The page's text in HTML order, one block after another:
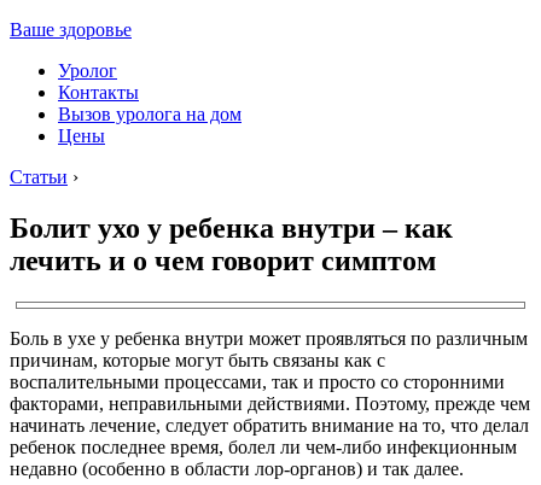
Ваше здоровье
Уролог
Контакты
Вызов уролога на дом
Цены
Статьи ›
Болит ухо у ребенка внутри – как
лечить и о чем говорит симптом
Боль в ухе у ребенка внутри может проявляться по различным
причинам, которые могут быть связаны как с
воспалительными процессами, так и просто со сторонними
факторами, неправильными действиями. Поэтому, прежде чем
начинать лечение, следует обратить внимание на то, что делал
ребенок последнее время, болел ли чем-либо инфекционным
недавно (особенно в области лор-органов) и так далее.